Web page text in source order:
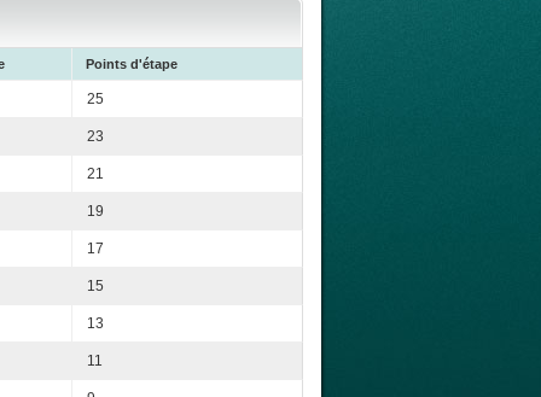
Points d'étape
25
23
21
19
17
15
13
11